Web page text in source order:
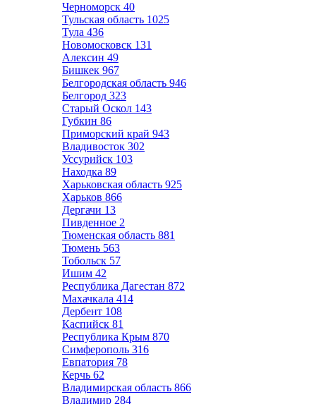
Черноморск 40
Тульская область 1025
Тула 436
Новомосковск 131
Алексин 49
Бишкек 967
Белгородская область 946
Белгород 323
Старый Оскол 143
Губкин 86
Приморский край 943
Владивосток 302
Уссурийск 103
Находка 89
Харьковская область 925
Харьков 866
Дергачи 13
Пивденное 2
Тюменская область 881
Тюмень 563
Тобольск 57
Ишим 42
Республика Дагестан 872
Махачкала 414
Дербент 108
Каспийск 81
Республика Крым 870
Симферополь 316
Евпатория 78
Керчь 62
Владимирская область 866
Владимир 284